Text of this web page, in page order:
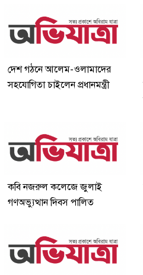
দেশ গঠনে আলেম-ওলামাদের
সহযোগিতা চাইলেন প্রধানমন্ত্রী
কবি নজরুল কলেজে জুলাই
গণঅভ্যুত্থান দিবস পালিত